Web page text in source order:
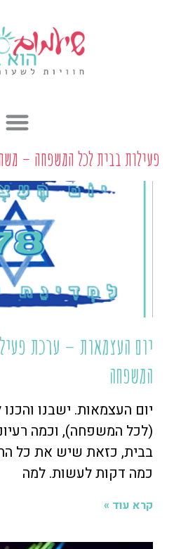
פעילות בבית לכל המשפחה –
יום העצמאות – ערכת
המשפחה
יום העצמאות. ישבנו
(לכל המשפחה), וכמה
בבית, כזאת שיש את כל
כמה דקות לעשות. למה
קרא עוד »
ע
מ
ו
ד
ע
מ
ו
ד